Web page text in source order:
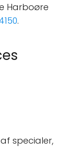
Harboøre
.
specialer,